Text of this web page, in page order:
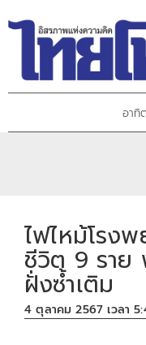
อาทิ
ไฟไหม้โรง
ชีวิต 9 ราย
ฝั่งซ้ำเติม
4 ตุลาคม 2567 เวลา